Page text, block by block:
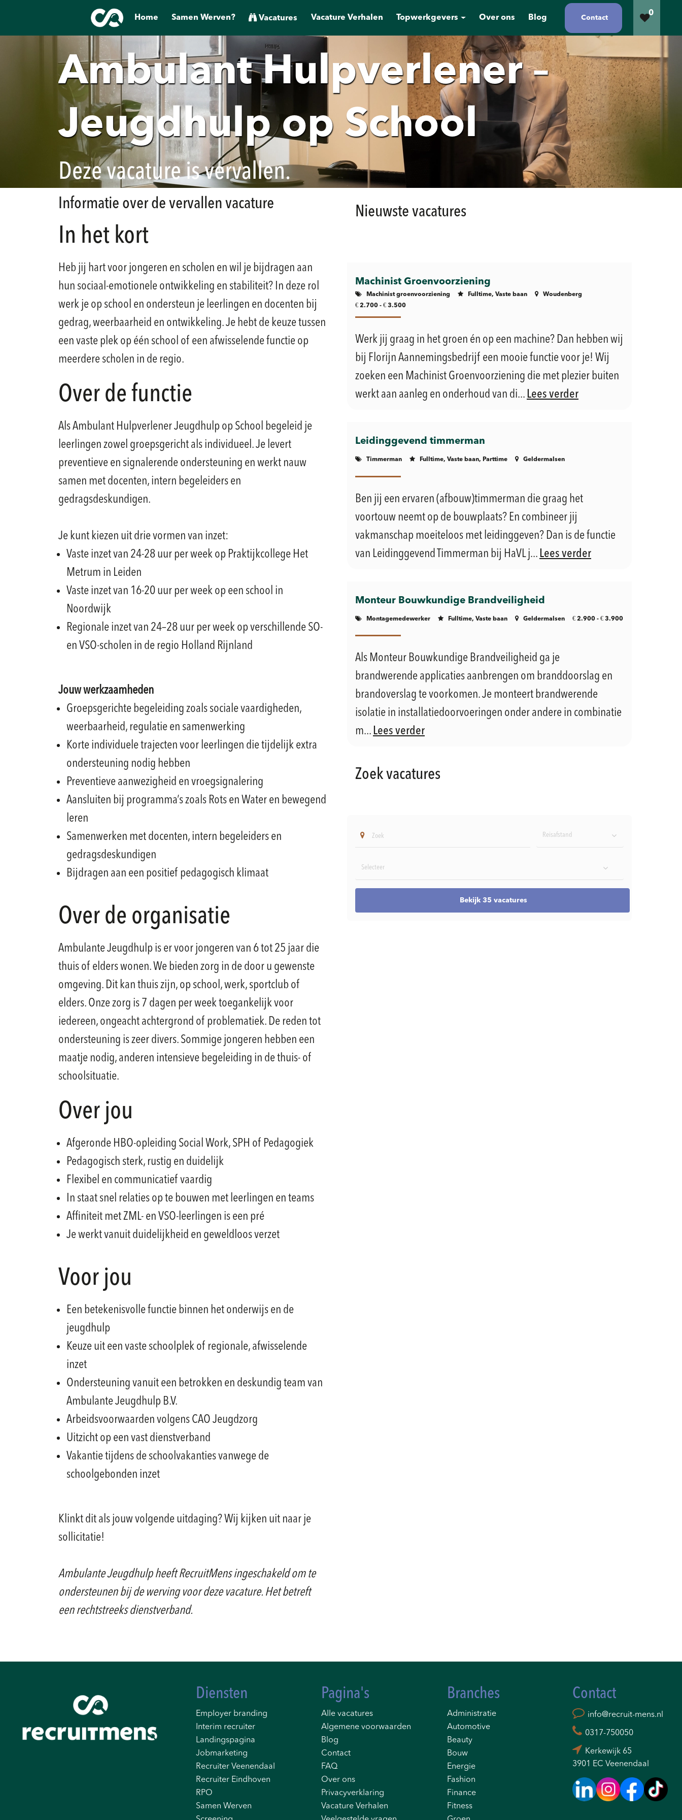
Home Samen Werven? Vacatures Vacature Verhalen Topwerkgevers Over ons Blog Contact
0
Ambulant Hulpverlener –
Jeugdhulp op School
Deze vacature is vervallen.
Informatie over de vervallen vacature
In het kort
Heb jij hart voor jongeren en scholen en wil je bijdragen aan
hun sociaal-emotionele ontwikkeling en stabiliteit? In deze rol
werk je op school en ondersteun je leerlingen en docenten bij
gedrag, weerbaarheid en ontwikkeling. Je hebt de keuze tussen
een vaste plek op één school of een afwisselende functie op
meerdere scholen in de regio.
Over de functie
Als Ambulant Hulpverlener Jeugdhulp op School begeleid je
leerlingen zowel groepsgericht als individueel. Je levert
preventieve en signalerende ondersteuning en werkt nauw
samen met docenten, intern begeleiders en
gedragsdeskundigen.
Je kunt kiezen uit drie vormen van inzet:
Vaste inzet van 24-28 uur per week op Praktijkcollege Het
Metrum in Leiden
Vaste inzet van 16-20 uur per week op een school in
Noordwijk
Regionale inzet van 24–28 uur per week op verschillende SO-
en VSO-scholen in de regio Holland Rijnland
Jouw werkzaamheden
Groepsgerichte begeleiding zoals sociale vaardigheden,
weerbaarheid, regulatie en samenwerking
Korte individuele trajecten voor leerlingen die tijdelijk extra
ondersteuning nodig hebben
Preventieve aanwezigheid en vroegsignalering
Aansluiten bij programma’s zoals Rots en Water en bewegend
leren
Samenwerken met docenten, intern begeleiders en
gedragsdeskundigen
Bijdragen aan een positief pedagogisch klimaat
Over de organisatie
Ambulante Jeugdhulp is er voor jongeren van 6 tot 25 jaar die
thuis of elders wonen. We bieden zorg in de door u gewenste
omgeving. Dit kan thuis zijn, op school, werk, sportclub of
elders. Onze zorg is 7 dagen per week toegankelijk voor
iedereen, ongeacht achtergrond of problematiek. De reden tot
ondersteuning is zeer divers. Sommige jongeren hebben een
maatje nodig, anderen intensieve begeleiding in de thuis- of
schoolsituatie.
Over jou
Afgeronde HBO-opleiding Social Work, SPH of Pedagogiek
Pedagogisch sterk, rustig en duidelijk
Flexibel en communicatief vaardig
In staat snel relaties op te bouwen met leerlingen en teams
Affiniteit met ZML- en VSO-leerlingen is een pré
Je werkt vanuit duidelijkheid en geweldloos verzet
Voor jou
Een betekenisvolle functie binnen het onderwijs en de
jeugdhulp
Keuze uit een vaste schoolplek of regionale, afwisselende
inzet
Ondersteuning vanuit een betrokken en deskundig team van
Ambulante Jeugdhulp B.V.
Arbeidsvoorwaarden volgens CAO Jeugdzorg
Uitzicht op een vast dienstverband
Vakantie tijdens de schoolvakanties vanwege de
schoolgebonden inzet
Klinkt dit als jouw volgende uitdaging? Wij kijken uit naar je
sollicitatie!
Ambulante Jeugdhulp heeft RecruitMens ingeschakeld om te
ondersteunen bij de werving voor deze vacature. Het betreft
een rechtstreeks dienstverband.
Nieuwste vacatures
Machinist Groenvoorziening
Machinist groenvoorziening Fulltime, Vaste baan
Woudenberg
€ 2.700 - € 3.500
Werk jij graag in het groen én op een machine? Dan hebben wij
bij Florijn Aannemingsbedrijf een mooie functie voor je! Wij
zoeken een Machinist Groenvoorziening die met plezier buiten
werkt aan aanleg en onderhoud van di... Lees verder
Leidinggevend timmerman
Timmerman Fulltime, Vaste baan, Parttime Geldermalsen
Ben jij een ervaren (afbouw)timmerman die graag het
voortouw neemt op de bouwplaats? En combineer jij
vakmanschap moeiteloos met leidinggeven? Dan is de functie
van Leidinggevend Timmerman bij HaVL j... Lees verder
Monteur Bouwkundige Brandveiligheid
Montagemedewerker Fulltime, Vaste baan Geldermalsen € 2.900 - € 3.900
Als Monteur Bouwkundige Brandveiligheid ga je
brandwerende applicaties aanbrengen om branddoorslag en
brandoverslag te voorkomen. Je monteert brandwerende
isolatie in installatiedoorvoeringen onder andere in combinatie
m... Lees verder
Zoek vacatures
Reisafstand
Bekijk 35 vacatures
Diensten
Employer branding
Interim recruiter
Landingspagina
Jobmarketing
Recruiter Veenendaal
Recruiter Eindhoven
RPO
Samen Werven
Pagina's
Alle vacatures
Algemene voorwaarden
Blog
Contact
FAQ
Over ons
Privacyverklaring
Vacature Verhalen
Branches
Administratie
Automotive
Beauty
Bouw
Energie
Fashion
Finance
Fitness
Contact
info@recruit-mens.nl
0317-750050
Kerkewijk 65
3901 EC Veenendaal